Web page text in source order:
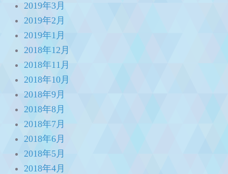
2019年3月
2019年2月
2019年1月
2018年12月
2018年11月
2018年10月
2018年9月
2018年8月
2018年7月
2018年6月
2018年5月
2018年4月